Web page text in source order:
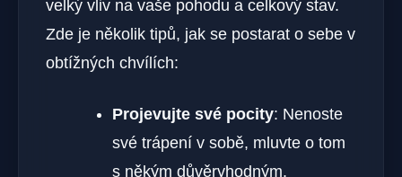
velký⁢ vliv na​ vaše pohodu a celkový stav.
Zde je několik tipů, jak se postarat o sebe v
obtížných chvílích:
Projevujte své pocity: ​Nenoste
své trápení v sobě, ⁣mluvte o tom
s někým důvěryhodným.